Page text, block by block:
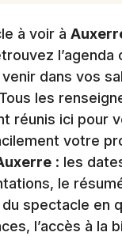
à voir à
l’agenda
dans vos
les
réunis ici pour
votre
: les
le
spectacle en
l’accès à la